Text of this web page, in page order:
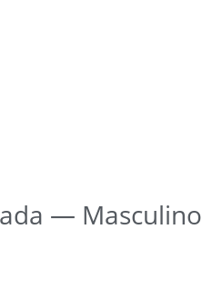
— Masculino